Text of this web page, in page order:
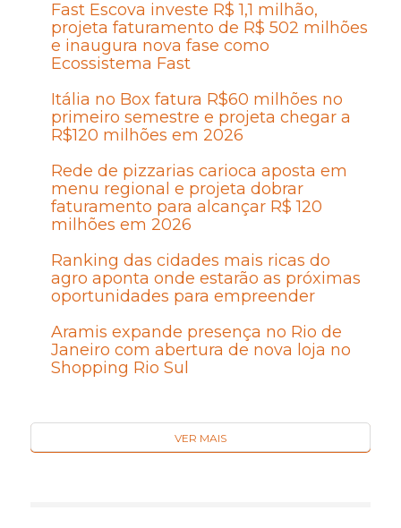
Fast Escova investe R$ 1,1 milhão,
projeta faturamento de R$ 502 milhões
e inaugura nova fase como
Ecossistema Fast
Itália no Box fatura R$60 milhões no
primeiro semestre e projeta chegar a
R$120 milhões em 2026
Rede de pizzarias carioca aposta em
menu regional e projeta dobrar
faturamento para alcançar R$ 120
milhões em 2026
Ranking das cidades mais ricas do
agro aponta onde estarão as próximas
oportunidades para empreender
Aramis expande presença no Rio de
Janeiro com abertura de nova loja no
Shopping Rio Sul
VER MAIS